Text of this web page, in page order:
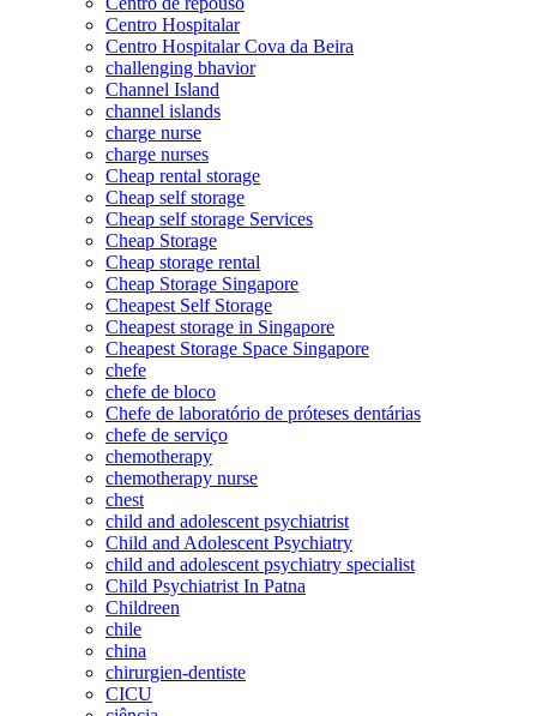
Centro Hospitalar
Centro Hospitalar Cova da Beira
challenging bhavior
Channel Island
channel islands
charge nurse
charge nurses
Cheap rental storage
Cheap self storage
Cheap self storage Services
Cheap Storage
Cheap storage rental
Cheap Storage Singapore
Cheapest Self Storage
Cheapest storage in Singapore
Cheapest Storage Space Singapore
chefe
chefe de bloco
Chefe de laboratório de próteses dentárias
chefe de serviço
chemotherapy
chemotherapy nurse
chest
child and adolescent psychiatrist
Child and Adolescent Psychiatry
child and adolescent psychiatry specialist
Child Psychiatrist In Patna
Childreen
chile
china
chirurgien-dentiste
CICU